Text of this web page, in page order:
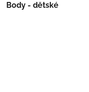
Body - dětské